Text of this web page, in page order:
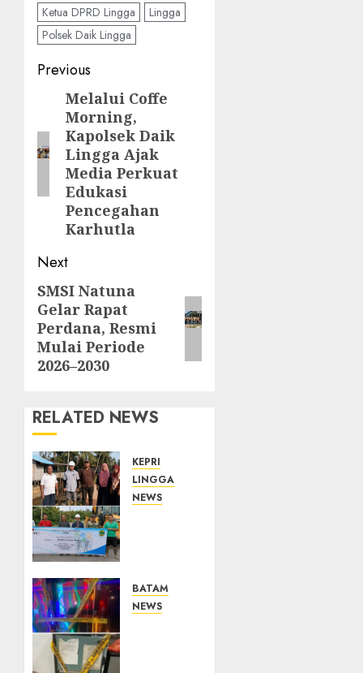
Ketua DPRD Lingga
Lingga
Polsek Daik Lingga
Post
navigation
Previous
Previous
post:
Melalui Coffe
Morning,
Kapolsek Daik
Lingga Ajak
Media Perkuat
Edukasi
Pencegahan
Karhutla
Next
Next
post:
SMSI Natuna
Gelar Rapat
Perdana, Resmi
Mulai Periode
2026–2030
RELATED NEWS
KEPRI
LINGGA
NEWS
Jembatan
Desa
BATAM
NEWS